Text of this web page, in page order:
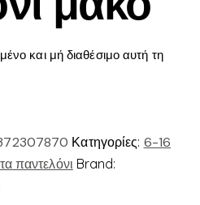
και μή διαθέσιμο αυτή τη
Κατηγορίες: 6-16
παντελόνι Brand: